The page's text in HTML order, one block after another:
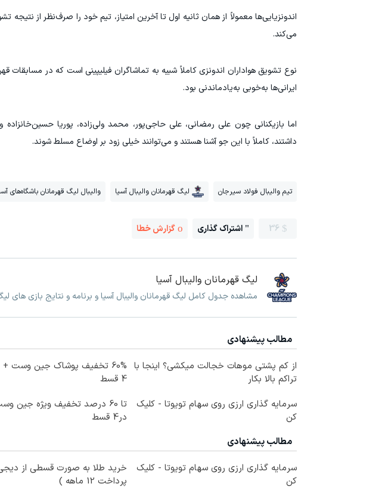
اندونزیایی‌ها معمولاً از همان ثانیه اول تا آخرین امتیاز، تیم خود را صرف‌نظر از
می‌کند.
نوع تشویق هواداران اندونزی کاملاً شبیه به تماشاگران فیلیپینی است که در مسابقات
ایرانی‌ها به‌خوبی به‌یادماندنی بود.
اما بازیکنانی چون علی رمضانی، علی حاجی‌پور، محمد ولی‌زاده، پوریا
داشتند، کاملاً با این جو آشنا هستند و می‌توانند خیلی زود بر اوضاع مسلط شوند.
تیم والیبال فولاد سیرجان لیگ قهرمانان والیبال آسیا والیبال لیگ قهرمانان باشگاه‌های آسیا
36 اشتراک گذاری گزارش خطا
لیگ قهرمانان والیبال آسیا
مشاهده جدول کامل لیگ قهرمانان والیبال آسیا و برنامه و نتایج بازی های
مطالب پیشنهادی
از کم پشتی موهات خجالت میکشی؟ اینجا با
تراکم بالا بکار
60% تخفیف پوشاک جین وست
4 قسط
سرمایه گذاری ارزی روی سهام تویوتا - کلیک
کن
در4 قسط
مطالب پیشنهادی
سرمایه گذاری ارزی روی سهام تویوتا - کلیک
کن
خرید طلا به صورت قسطی از
پرداخت 12 ماهه )